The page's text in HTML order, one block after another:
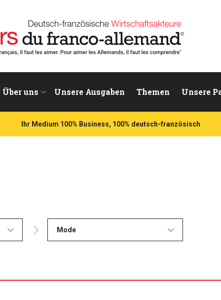
Über uns Unsere Ausgaben Themen Unsere
Ihr Medium 100% Business, 100% deutsch-französisch
Mode